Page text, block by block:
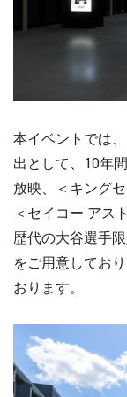
本イベントでは
出として、10年
放映、＜キング
＜セイコー アス
歴代の大谷選手
をご用意してお
おります。